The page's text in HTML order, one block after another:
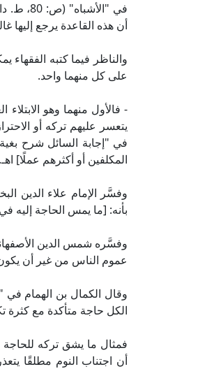
في
أن هذه القاعدة يرجع إليها
والناظر فيما كتبه
على كل منهما واحد.
- فالأول منهما وهو
يتعسر عليهم تركه أو
المكلفين أو أكثرهم عملًا] اهـ.
بأنه: [ما يمس الحاجة إليه
عموم الناس من غير أن
الكل حاجة متأكدة مع كثرة
فمثال ما يشق تركه للحاجة
أن اجتناب النوم مطلقًا